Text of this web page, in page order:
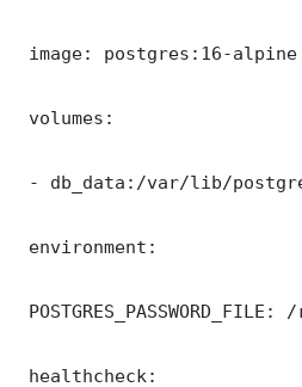
image: postgres:16-alpine
volumes:
- db_data:/var/lib/
environment:
healthcheck: